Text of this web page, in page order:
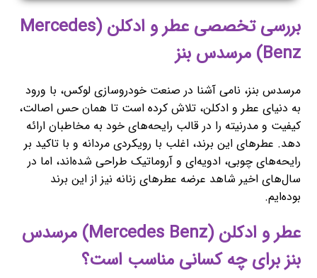
بررسی تخصصی عطر و ادکلن (Mercedes
Benz) مرسدس بنز
مرسدس بنز، نامی آشنا در صنعت خودروسازی لوکس، با ورود
به دنیای عطر و ادکلن، تلاش کرده است تا همان حس اصالت،
کیفیت و مدرنیته را در قالب رایحه‌های خود به مخاطبان ارائه
دهد. عطرهای این برند، اغلب با رویکردی مردانه و با تاکید بر
رایحه‌های چوبی، ادویه‌ای و آروماتیک طراحی شده‌اند، اما در
سال‌های اخیر شاهد عرضه عطرهای زنانه نیز از این برند
بوده‌ایم.
عطر و ادکلن (Mercedes Benz) مرسدس
بنز برای چه کسانی مناسب است؟